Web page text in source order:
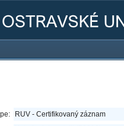
RUV - Certifikovaný záznam